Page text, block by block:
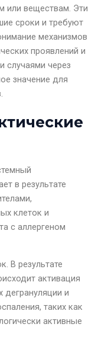
или веществам. Эти
сроки и требуют
механизмов
проявлений и
случаями через
значение для
в результате
клеток и
с аллергеном
В результате
активация
дегрануляции и
таких как
активные